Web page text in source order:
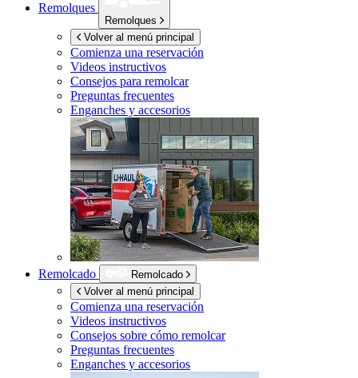
Remolques
Remolques
Volver al menú principal
Comienza una reservación
Videos instructivos
Consejos para remolcar
Preguntas frecuentes
Enganches y accesorios
Remolcado
Remolcado
Volver al menú principal
Comienza una reservación
Videos instructivos
Consejos sobre cómo remolcar
Preguntas frecuentes
Enganches y accesorios